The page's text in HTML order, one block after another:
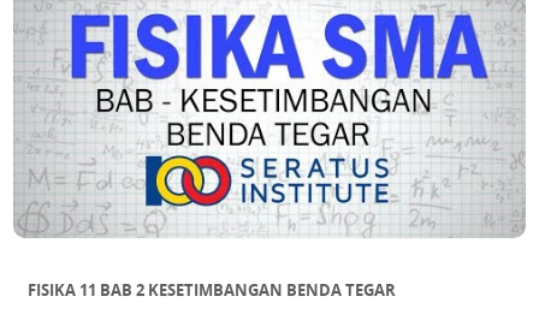
FISIKA 11 BAB 2 KESETIMBANGAN BENDA TEGAR